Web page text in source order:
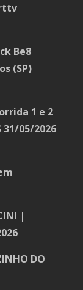
Be8
(SP)
1 e 2
31/05/2026
|
DO